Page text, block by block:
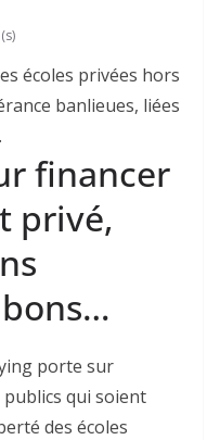
écoles privées hors
banlieues, liées
financer
privé,
porte sur
qui soient
des écoles